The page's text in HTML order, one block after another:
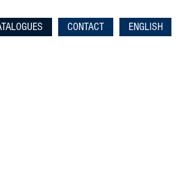
CONTACT ENGLISH